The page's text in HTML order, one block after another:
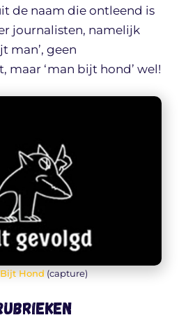
de naam die ontleend is
journalisten, namelijk
man’, geen
maar ‘man bijt hond’ wel!
Hond (capture)